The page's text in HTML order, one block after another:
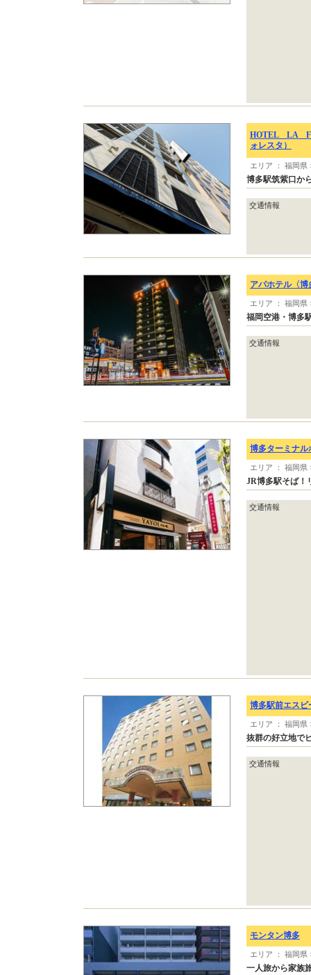
HOTEL LA
ォレスタ）
エリア ： 福岡県
博多駅筑紫口か
交通情報
アパホテル〈
エリア ： 福岡県
福岡空港・博多
交通情報
博多ターミナル
エリア ： 福岡県
JR博多駅そば！
交通情報
博多駅前エスビ
エリア ： 福岡県
抜群の好立地で
交通情報
モンタン博多
エリア ： 福岡県
一人旅から家族